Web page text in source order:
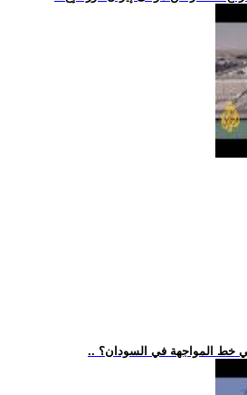
خط المواجهة في السودان؟